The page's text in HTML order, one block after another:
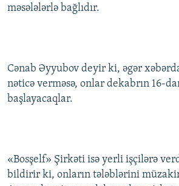
BIZIMLƏ ƏLAQƏ
məsələlərlə bağlıdır.
Cənab Əyyubov deyir ki, əgər
nəticə verməsə, onlar dekabrın 16-
başlayacaqlar.
«Bosşelf» Şirkəti isə yerli işçilərə
bildirir ki, onların tələblərini